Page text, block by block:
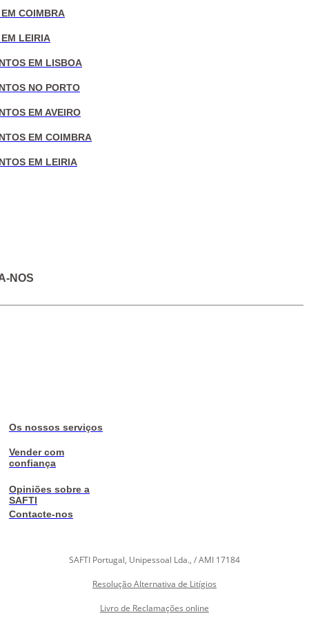
COIMBRA
LEIRIA
EM LISBOA
NO PORTO
EM AVEIRO
EM COIMBRA
EM LEIRIA
NOS
Os nossos serviços
Vender com
confiança
Opiniões sobre a
SAFTI
Contacte-nos
SAFTI Portugal, Unipessoal Lda., / AMI 17184
Resolução Alternativa de Litígios
Livro de Reclamações online